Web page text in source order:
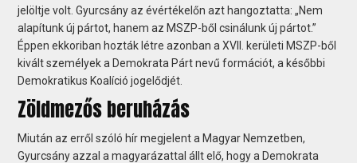
jelöltje volt. Gyurcsány az évértékelőn azt hangoztatta: „Nem
alapítunk új pártot, hanem az MSZP-ből csinálunk új pártot.”
Éppen ekkoriban hozták létre azonban a XVII. kerületi MSZP-ből
kivált személyek a Demokrata Párt nevű formációt, a későbbi
Demokratikus Koalíció jogelődjét.
Zöldmezős beruházás
Miután az erről szóló hír megjelent a Magyar Nemzetben,
Gyurcsány azzal a magyarázattal állt elő, hogy a Demokrata